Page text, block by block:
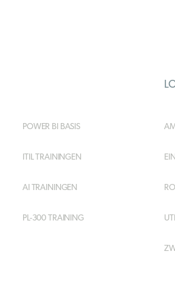
POWER BI BASIS
ITIL TRAININGEN
AI TRAININGEN
PL-300 TRAINING